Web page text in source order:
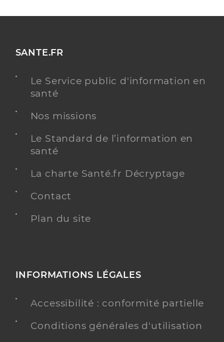
SANTE.FR
Le Service public d'information en
santé
Nos missions
Le Standard de l’information en
santé
La charte Santé.fr Décryptage
Contact
Plan du site
INFORMATIONS LÉGALES
Accessibilité : conformité partielle
Conditions générales d'utilisation